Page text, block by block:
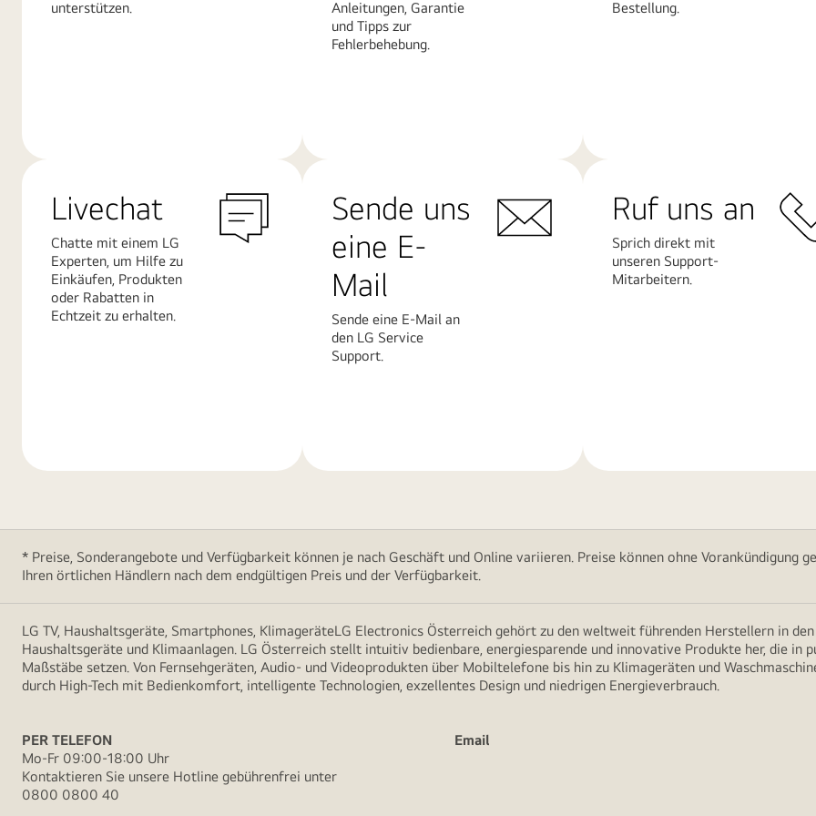
unterstützen.
Anleitungen, Garantie
und Tipps zur
Fehlerbehebung.
Bestellung.
Livechat
Chatte mit einem LG
Experten, um Hilfe zu
Einkäufen, Produkten
oder Rabatten in
Echtzeit zu erhalten.
Sende uns
eine E-
Mail
Sende eine E-Mail an
den LG Service
Support.
Ruf uns an
Sprich direkt mit
unseren Support-
Mitarbeitern.
* Preise, Sonderangebote und Verfügbarkeit können je nach Geschäft und Online variieren. Preise können ohne Vorankündigung
Ihren örtlichen Händlern nach dem endgültigen Preis und der Verfügbarkeit.
LG TV, Haushaltsgeräte, Smartphones, KlimageräteLG Electronics Österreich gehört zu den weltweit führenden Herstellern in
Haushaltsgeräte und Klimaanlagen. LG Österreich stellt intuitiv bedienbare, energiesparende und innovative Produkte her, die in
Maßstäbe setzen. Von Fernsehgeräten, Audio- und Videoprodukten über Mobiltelefone bis hin zu Klimageräten und
durch High-Tech mit Bedienkomfort, intelligente Technologien, exzellentes Design und niedrigen Energieverbrauch.
PER TELEFON
Email
Mo-Fr 09:00-18:00 Uhr
Kontaktieren Sie unsere Hotline gebührenfrei unter
0800 0800 40